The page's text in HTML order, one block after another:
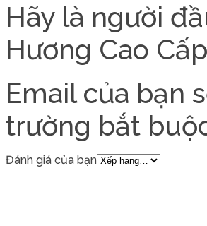
Hãy là người
Hương Cao
Email của bạn
trường bắt
Đánh giá của bạn